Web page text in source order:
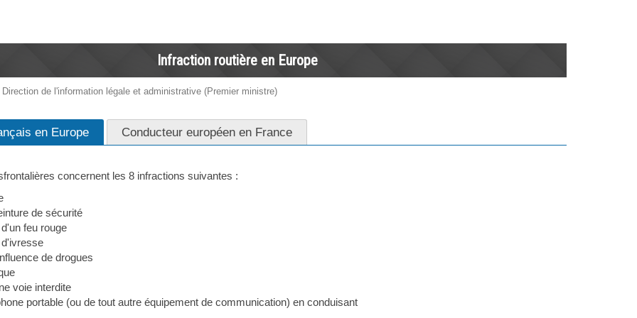
Infraction routière en Europe
de l'information légale et administrative (Premier ministre)
en Europe Conducteur européen en France
concernent les 8 infractions suivantes :
de sécurité
feu rouge
de drogues
voie interdite
portable (ou de tout autre équipement de communication) en conduisant